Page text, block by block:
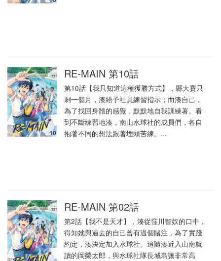
RE-MAIN 第10話
第10話【我只知道這種獲勝方式】，縣大賽只
剩一個月，湊給予社員練習指示；而湊自己，
為了找回身體的感覺，默默地自我訓練著。看
到不斷練習地湊，南山水球社的成員們，各自
抱著不同的想法跟著埋頭苦練。...
RE-MAIN 第02話
第2話【我不是天才】，湊從窪川智奴的口中，
得知她與過去的自己曾有過個賭注，為了實踐
約定，湊決定加入水球社。追隨湊近入山南就
讀的岡榮太郎，與水球社隊長城島讓非常高